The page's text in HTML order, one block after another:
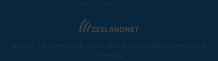
© 2026 . Onderdeel van DELTA Fiber Nederland B.V. Geniet van je
zaterdag!